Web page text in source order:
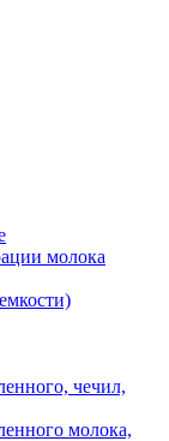
молока
чечил,
молока,